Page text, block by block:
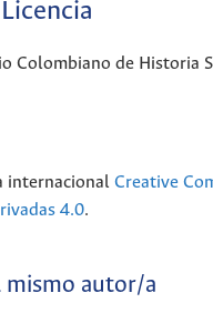
Licencia
Colombiano de Historia
internacional Creative
4.0.
mismo autor/a